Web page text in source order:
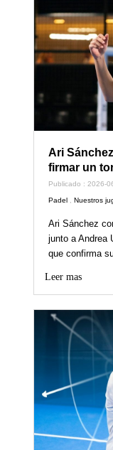
Ari
firmar un
Publicado : 2026-
Padel ,Nuestros
Ari Sánchez
junto a Andrea
que confirma
Leer mas